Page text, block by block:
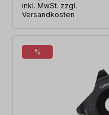
inkl. MwSt. zzgl.
Versandkosten
%